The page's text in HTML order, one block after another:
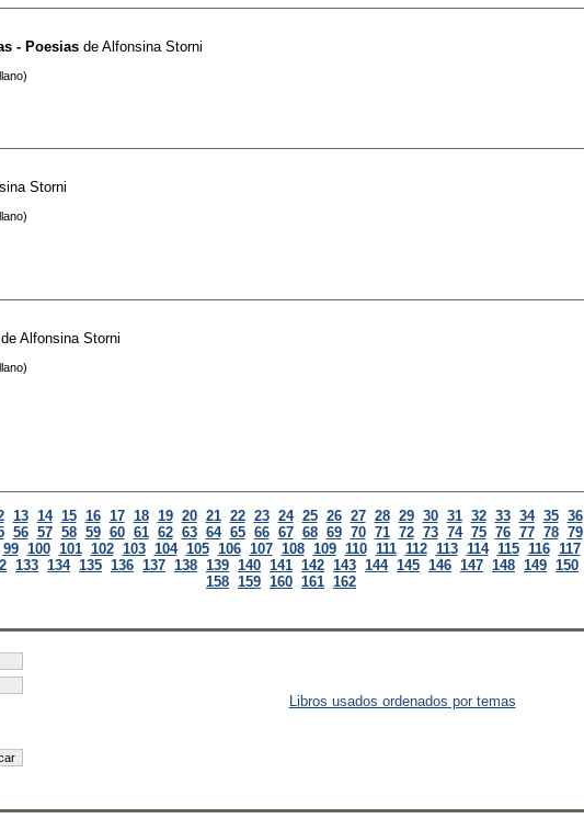
- Poesias de Alfonsina Storni
Storni
de Alfonsina Storni
13 14 15 16 17 18 19 20 21 22 23 24 25 26 27 28 29 30 31 32 33 34 35 36
56 57 58 59 60 61 62 63 64 65 66 67 68 69 70 71 72 73 74 75 76 77 78 79
99 100 101 102 103 104 105 106 107 108 109 110 111 112 113 114 115 116 117
133 134 135 136 137 138 139 140 141 142 143 144 145 146 147 148 149 150
158 159 160 161 162
Libros usados ordenados por temas